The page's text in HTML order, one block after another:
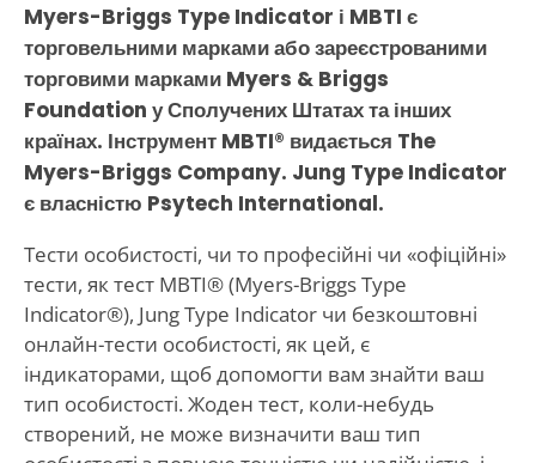
Myers-Briggs Type Indicator і MBTI є
торговельними марками або зареєстрованими
торговими марками Myers & Briggs
Foundation у Сполучених Штатах та інших
країнах. Інструмент MBTI® видається The
Myers-Briggs Company. Jung Type Indicator
є власністю Psytech International.
Тести особистості, чи то професійні чи «офіційні»
тести, як тест MBTI® (Myers-Briggs Type
Indicator®), Jung Type Indicator чи безкоштовні
онлайн-тести особистості, як цей, є
індикаторами, щоб допомогти вам знайти ваш
тип особистості. Жоден тест, коли-небудь
створений, не може визначити ваш тип